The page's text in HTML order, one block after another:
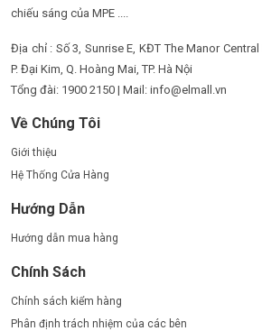
chiếu sáng của MPE ....
Địa chỉ : Số 3, Sunrise E, KĐT The Manor
P. Đại Kim, Q. Hoàng Mai, TP. Hà Nội
Tổng đài: 1900 2150 | Mail: info@elmall.vn
Về Chúng Tôi
Giới thiệu
Hệ Thống Cửa Hàng
Hướng Dẫn
Hướng dẫn mua hàng
Chính Sách
Chính sách kiểm hàng
Phân định trách nhiệm của các bên